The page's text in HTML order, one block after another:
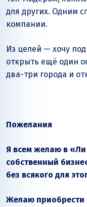
для других. Одним
компании.
Из целей — хочу
открыть ещё один
два-три города и
Пожелания
Я всем желаю в «Ли
собственный
без всякого для
Желаю приобрести